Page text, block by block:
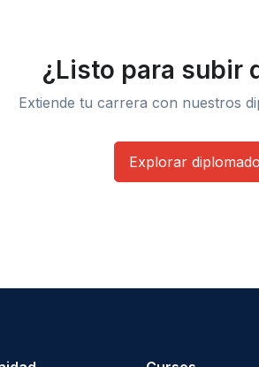
¿Listo para subir
Extiende tu carrera con nuestros
Explorar